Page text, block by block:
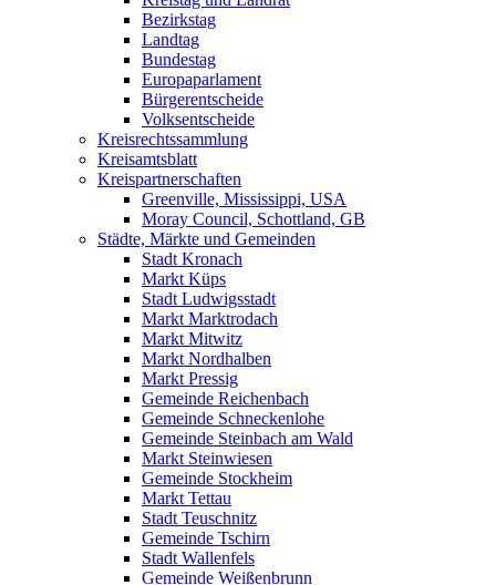
Bezirkstag
Landtag
Bundestag
Europaparlament
Bürgerentscheide
Volksentscheide
Kreisrechtssammlung
Kreisamtsblatt
Kreispartnerschaften
Greenville, Mississippi, USA
Moray Council, Schottland, GB
Städte, Märkte und Gemeinden
Stadt Kronach
Markt Küps
Stadt Ludwigsstadt
Markt Marktrodach
Markt Mitwitz
Markt Nordhalben
Markt Pressig
Gemeinde Reichenbach
Gemeinde Schneckenlohe
Gemeinde Steinbach am Wald
Markt Steinwiesen
Gemeinde Stockheim
Markt Tettau
Stadt Teuschnitz
Gemeinde Tschirn
Stadt Wallenfels
Gemeinde Weißenbrunn